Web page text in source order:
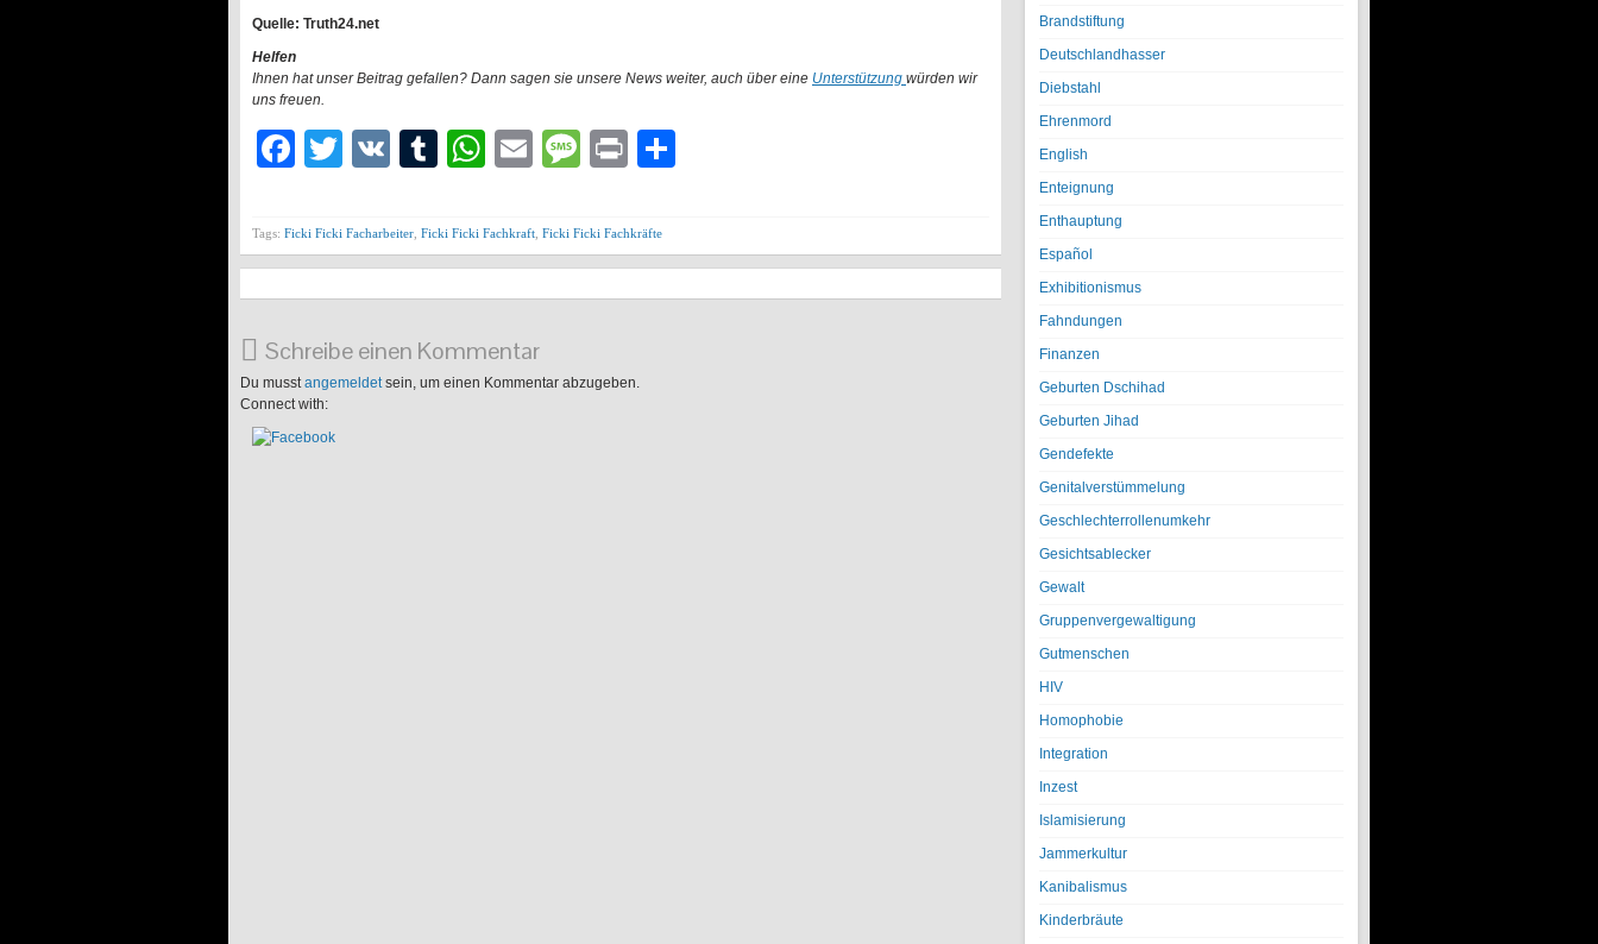
Quelle: Truth24.net
Helfen
Ihnen hat unser Beitrag gefallen? Dann sagen sie unsere News weiter, auch über eine Unterstützung würden wir
uns freuen.
Facebook
Twitter
VK Tumblr
WhatsApp
EmailMessage
Print
Tags: Ficki Ficki Facharbeiter Ficki Ficki Fachkraft Ficki Ficki Fachkräfte
Schreibe einen Kommentar
Du musstangemeldetsein, um einen Kommentar abzugeben.
Connect with:
Brandstiftung
Deutschlandhasser
Diebstahl
Ehrenmord
English
Enteignung
Enthauptung
Español
Exhibitionismus
Fahndungen
Finanzen
Geburten Dschihad
Geburten Jihad
Gendefekte
Genitalverstümmelung
Geschlechterrollenumkehr
Gesichtsablecker
Gewalt
Gruppenvergewaltigung
Gutmenschen
HIV
Homophobie
Integration
Inzest
Islamisierung
Jammerkultur
Kanibalismus
Kinderbräute